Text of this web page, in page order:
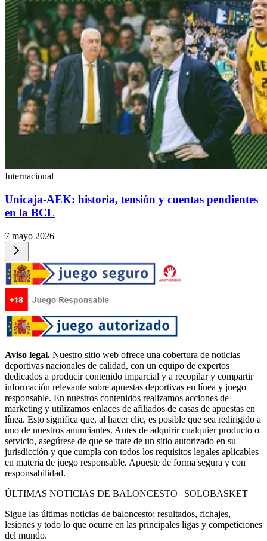
Internacional
Unicaja-AEK: historia, tensión y cuentas pendientes
en la BCL
7 mayo 2026
Aviso legal. Nuestro sitio web ofrece una cobertura de noticias
deportivas nacionales de calidad, con un equipo de expertos
dedicados a producir contenido imparcial y a recopilar y compartir
información relevante sobre apuestas deportivas en línea y juego
responsable. En nuestros contenidos realizamos acciones de
marketing y utilizamos enlaces de afiliados de casas de apuestas en
línea. Esto significa que, al hacer clic, es posible que sea redirigido a
uno de nuestros anunciantes. Antes de adquirir cualquier producto o
servicio, asegúrese de que se trate de un sitio autorizado en su
jurisdicción y que cumpla con todos los requisitos legales aplicables
en materia de juego responsable. Apueste de forma segura y con
responsabilidad.
ÚLTIMAS NOTICIAS DE BALONCESTO | SOLOBASKET
Sigue las últimas noticias de baloncesto: resultados, fichajes,
lesiones y todo lo que ocurre en las principales ligas y competiciones
del mundo.